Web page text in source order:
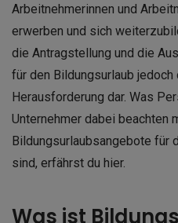
Arbeitnehmerinnen und
erwerben und sich
die Antragstellung und die
für den Bildungsurlaub
Herausforderung dar. Was
Unternehmer dabei beachten
Bildungsurlaubsangebote für
sind, erfährst du hier.
Was ist